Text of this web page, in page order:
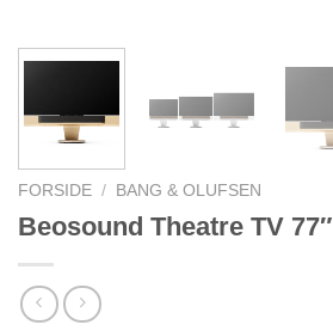
FORSIDE / BANG & OLUFSEN
Beosound Theatre TV 77″